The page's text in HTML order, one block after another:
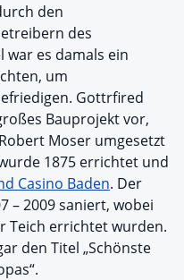
den
des
war es damals ein
um
Gottrfired
Bauprojekt vor,
Moser umgesetzt
1875 errichtet und
Casino Baden. Der
– 2009 saniert, wobei
Teich errichtet wurden.
den Titel „Schönste